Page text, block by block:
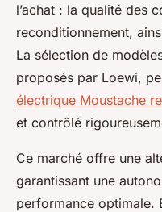
l’achat : la qualité des
reconditionnement,
La sélection de
proposés par Loewi,
électrique Moustache
et contrôlé
Ce marché offre une
garantissant une
performance optimale.